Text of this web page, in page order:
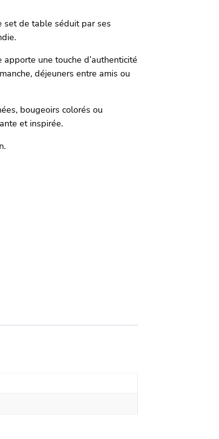
set de table séduit par ses
une touche d’authenticité
déjeuners entre amis ou
bougeoirs colorés ou
et inspirée.